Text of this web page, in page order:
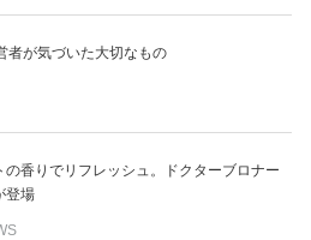
者が気づいた大切なもの
の香りでリフレッシュ。ドクターブロナー
登場